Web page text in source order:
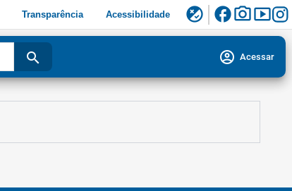
Transparência Acessibilidade flaky facebookphoto_camerasmart_display
search account_circle Acessar